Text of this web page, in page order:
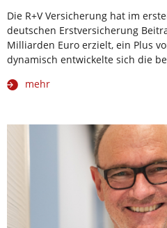
Die R+V Versicherung hat im
deutschen Erstversicherung
Milliarden Euro erzielt, ein Plus
dynamisch entwickelte sich die
mehr